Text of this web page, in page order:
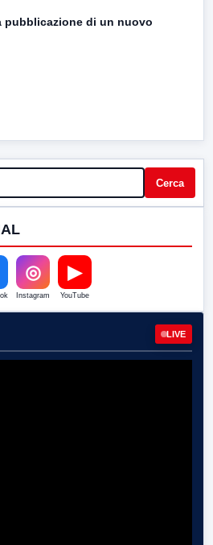
pubblicazione di un nuovo
Cerca
◎
Instagram
▶
YouTube
LIVE